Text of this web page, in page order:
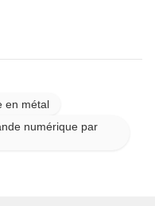
en métal
numérique par